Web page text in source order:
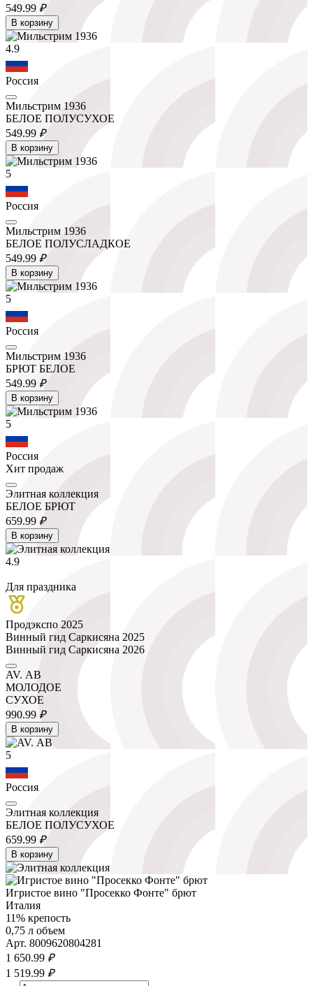
549.99 ₽
В корзину
4.9
Россия
Мильстрим 1936
БЕЛОЕ ПОЛУСУХОЕ
549.99 ₽
В корзину
5
Россия
Мильстрим 1936
БЕЛОЕ ПОЛУСЛАДКОЕ
549.99 ₽
В корзину
5
Россия
Мильстрим 1936
БРЮТ БЕЛОЕ
549.99 ₽
В корзину
5
Россия
Хит продаж
Элитная коллекция
БЕЛОЕ БРЮТ
659.99 ₽
В корзину
4.9
Для праздника
Продэкспо 2025
Винный гид Саркисяна 2025
Винный гид Саркисяна 2026
AV. АВ
МОЛОДОЕ
СУХОЕ
990.99 ₽
В корзину
5
Россия
Элитная коллекция
БЕЛОЕ ПОЛУСУХОЕ
659.99 ₽
В корзину
Игристое вино "Просекко Фонте" брют
Италия
11% крепость
0,75 л объем
Арт. 8009620804281
1 650.99 ₽
1 519.99 ₽